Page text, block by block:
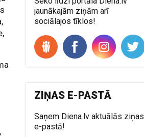
jaunākajām ziņām arī
sociālajos tīklos!
ZIŅAS E-PASTĀ
Saņem Diena.lv aktuālās ziņas
e-pastā!